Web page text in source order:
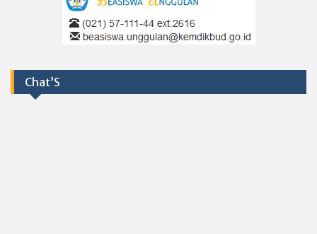
Chat’S